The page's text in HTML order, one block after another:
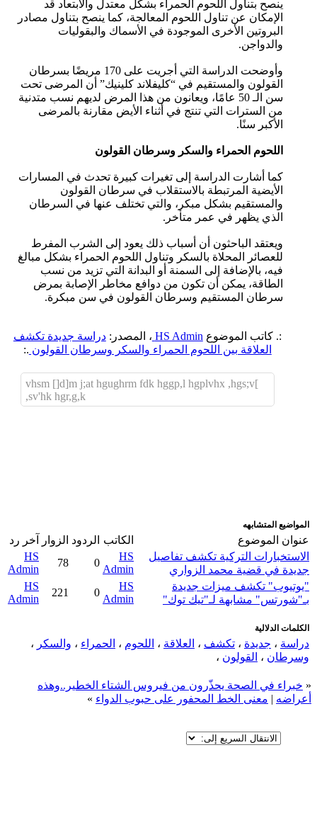
ينصح بتناول اللحوم الحمراء بشكل معتدل والابتعاد قد
الإمكان عن تناول اللحوم المعالجة، كما ينصح بتناول مصادر
البروتين الأخرى الموجودة في الأسماك والبقوليات
والدواجن.
وأوضحت الدراسة التي أجريت على 170 مريضًا بسرطان
القولون والمستقيم في “كليفلاند كلينيك” أن المرضى تحت
سن الـ 50 عامًا، ويعانون من هذا المرض لديهم نسب متدنية
من السترات التي تنتج في أثناء الأيض مقارنة بالمرضى
الأكبر سنًا.
اللحوم الحمراء والسكر وسرطان القولون
كما أشارت الدراسة إلى تغيرات كبيرة تحدث في المسارات
الأيضية المرتبطة بالاستقلاب في سرطان القولون
والمستقيم بشكل مبكر، والتي تختلف عنها في السرطان
الذي يظهر في عمر متأخر.
ويعتقد الباحثون أن أسباب ذلك يعود إلى الشرب المفرط
للعصائر المحلاة بالسكر وتناول اللحوم الحمراء بشكل مبالغ
فيه، بالإضافة إلى السمنة أو البدانة التي تزيد من نسب
الطاقة، يمكن أن تكون من دوافع مخاطر الإصابة بمرض
سرطان المستقيم وسرطان القولون في سن مبكرة.
:. كاتب الموضوع HS Admin ، المصدر:دراسة جديدة تكشف
العلاقة بين اللحوم الحمراء والسكر وسرطان القولون .:
]vhsm []d]m j;at hgughrm fdk hggp,l hgplvhx ,hgs;v
,sv'hk hgr,g,k
المواضيع المتشابهه
عنوان الموضوع الكاتب الردود الزوار
آخر رد
الاستخبارات التركية تكشف تفاصيل
جديدة في قضية محمد الزواري
HS
Admin
0
78
HS
Admin
"يوتيوب" تكشف ميزات جديدة
بـ"شورتس" مشابهة لـ"تيك توك"
HS
Admin
0
221
HS
Admin
الكلمات الدلالية
دراسة ، جديدة ، تكشف ، العلاقة ، اللحوم ، الحمراء ، والسكر ،
وسرطان ، القولون ،
« خبراء في الصحة يحذّرون من فيروس الشتاء الخطير..وهذه
أعراضه | معنى الخط المحفور على حبوب الدواء »